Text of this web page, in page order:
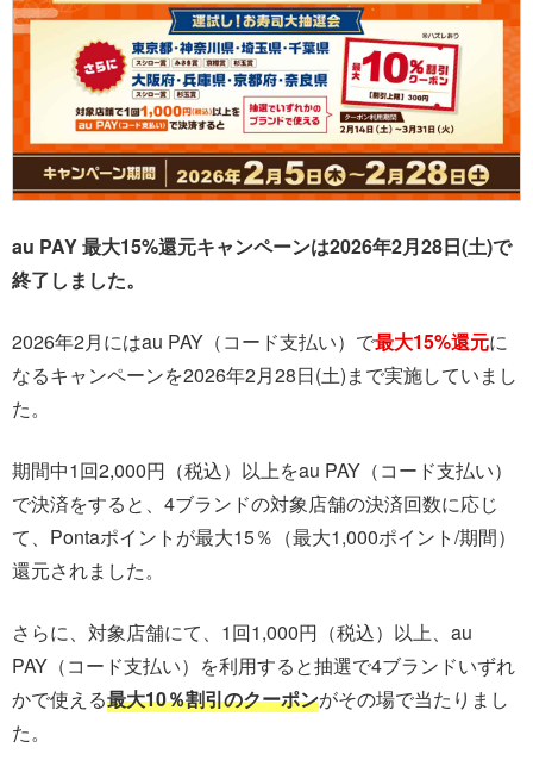
au PAY 最大15%還元キャンペーンは2026年2月28日(土)で
終了しました。
2026年2月にはau PAY（コード支払い）で最大15%還元に
なるキャンペーンを2026年2月28日(土)まで実施していまし
た。
期間中1回2,000円（税込）以上をau PAY（コード支払い）
で決済をすると、4ブランドの対象店舗の決済回数に応じ
て、Pontaポイントが最大15％（最大1,000ポイント/期間）
還元されました。
さらに、対象店舗にて、1回1,000円（税込）以上、au
PAY（コード支払い）を利用すると抽選で4ブランドいずれ
かで使える最大10％割引のクーポンがその場で当たりまし
た。